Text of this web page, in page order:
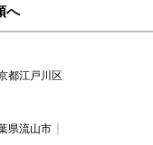
へ
都江戸川区
県流山市